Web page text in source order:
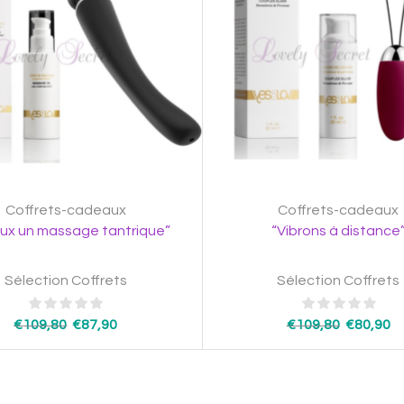
Coffrets-cadeaux
un massage tantrique”
Sélection Coffrets
€109,80 €87,90
Coffrets-cadeaux
“Vibrons à
Sélection Coffrets
€109,80 €80,90